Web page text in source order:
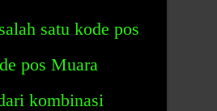
satu kode pos
pos Muara
kombinasi